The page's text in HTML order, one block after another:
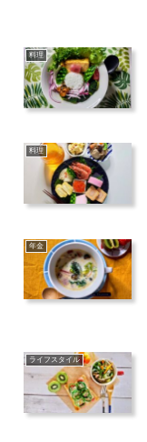
料理
料理
年金
ライフスタイル